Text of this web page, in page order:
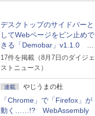
デスクトップのサイドバーと
してWebページをピン止めで
きる「Demobar」v1.1.0 ほ
か
17件を掲載（8月7日のダイジェ
ストニュース）
連載 やじうまの杜
「Chrome」で「Firefox」が
動く……!? WebAssembly